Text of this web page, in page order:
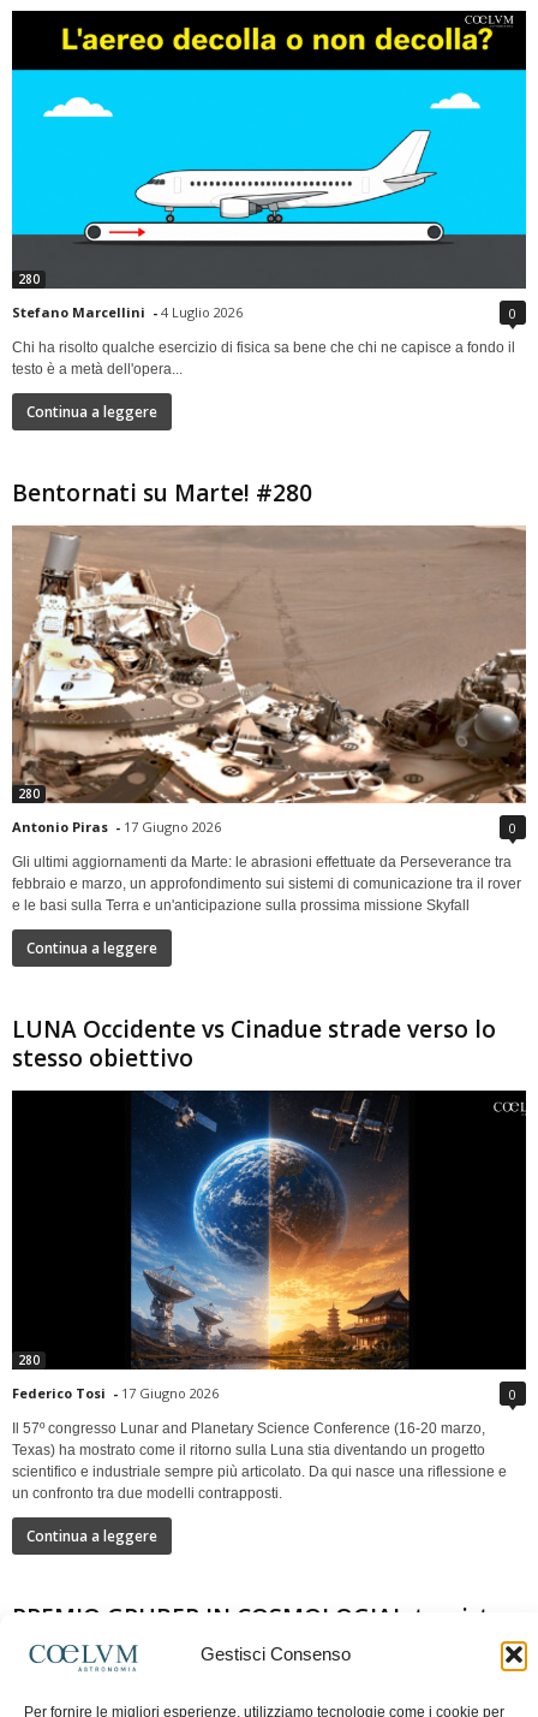
Gestisci Consenso
Per fornire le migliori esperienze, utilizziamo tecnologie come i cookie per
280
Stefano Marcellini - 4 Luglio 2026 0
Chi ha risolto qualche esercizio di fisica sa bene che chi ne capisce a fondo il
testo è a metà dell'opera...
Continua a leggere
Bentornati su Marte! #280
280
Antonio Piras - 17 Giugno 2026 0
Gli ultimi aggiornamenti da Marte: le abrasioni effettuate da Perseverance tra
febbraio e marzo, un approfondimento sui sistemi di comunicazione tra il rover
e le basi sulla Terra e un'anticipazione sulla prossima missione Skyfall
Continua a leggere
LUNA Occidente vs Cinadue strade verso lo
stesso obiettivo
280
Federico Tosi - 17 Giugno 2026 0
Il 57º congresso Lunar and Planetary Science Conference (16-20 marzo,
Texas) ha mostrato come il ritorno sulla Luna stia diventando un progetto
scientifico e industriale sempre più articolato. Da qui nasce una riflessione e
un confronto tra due modelli contrapposti.
Continua a leggere
PREMIO GRUBER IN COSMOLOGIAIntervista a
Nazzareno Mandolesi